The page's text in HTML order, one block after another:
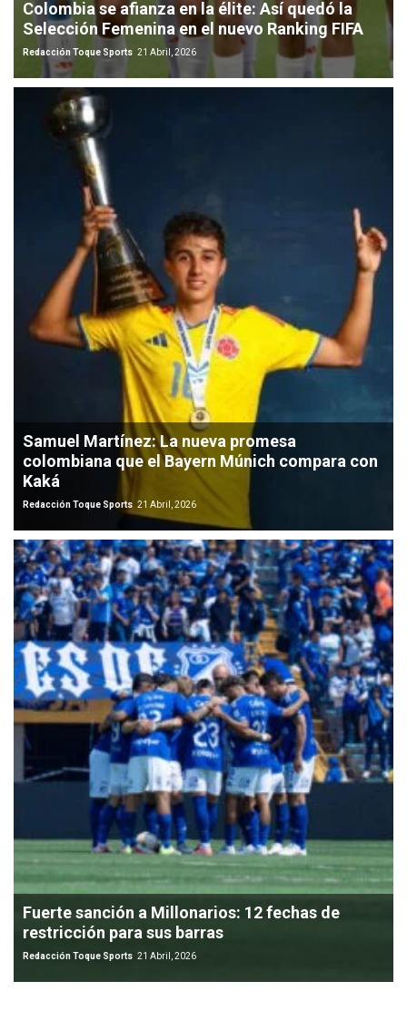
Colombia se afianza en la élite: Así quedó la
Selección Femenina en el nuevo Ranking FIFA
Redacción Toque Sports 21 Abril, 2026
Samuel Martínez: La nueva promesa
colombiana que el Bayern Múnich compara con
Kaká
Redacción Toque Sports 21 Abril, 2026
Fuerte sanción a Millonarios: 12 fechas de
restricción para sus barras
Redacción Toque Sports 21 Abril, 2026